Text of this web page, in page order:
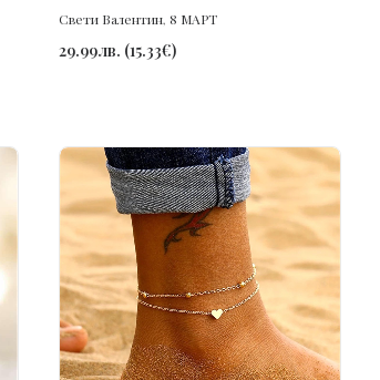
Свети Валентин, 8 МАРТ
29.99лв. (15.33€)